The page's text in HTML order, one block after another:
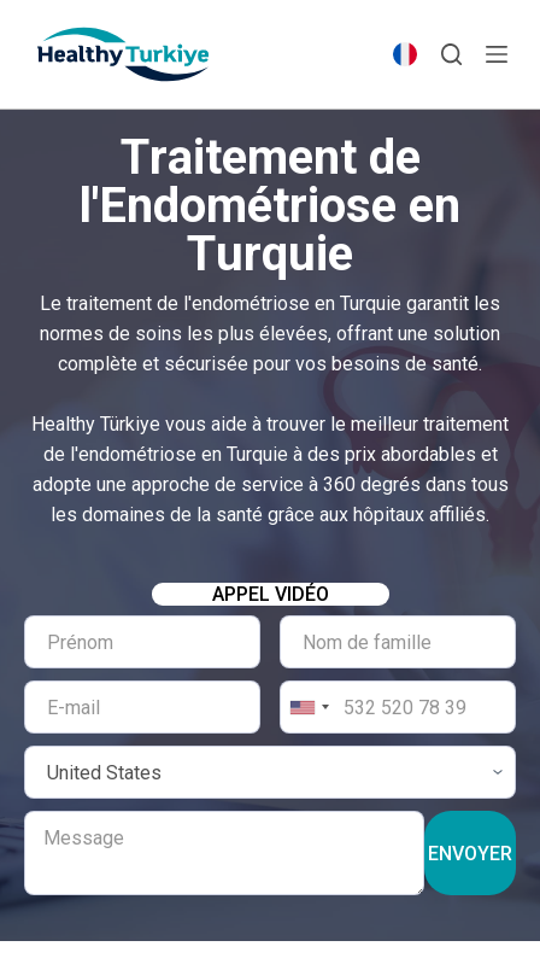
p
Traitement de
l'Endométriose en
Turquie
Le traitement de l'endométriose en Turquie garantit les
normes de soins les plus élevées, offrant une solution
complète et sécurisée pour vos besoins de santé.
Healthy Türkiye vous aide à trouver le meilleur traitement
de l'endométriose en Turquie à des prix abordables et
adopte une approche de service à 360 degrés dans tous
les domaines de la santé grâce aux hôpitaux affiliés.
APPEL VIDÉO
ENVOYER